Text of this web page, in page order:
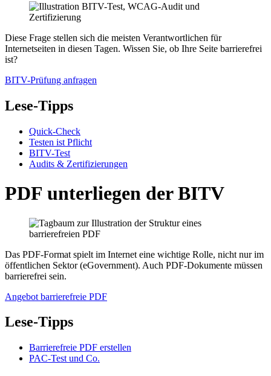
Diese Frage stellen sich die meisten Verantwortlichen für
Internetseiten in diesen Tagen. Wissen Sie, ob Ihre Seite barrierefrei
ist?
BITV-Prüfung anfragen
Lese-Tipps
Quick-Check
Testen ist Pflicht
BITV-Test
Audits & Zertifizierungen
PDF unterliegen der BITV
Das PDF-Format spielt im Internet eine wichtige Rolle, nicht nur im
öffentlichen Sektor (eGovernment). Auch PDF-Dokumente müssen
barrierefrei sein.
Angebot barrierefreie PDF
Lese-Tipps
Barrierefreie PDF erstellen
PAC-Test und Co.